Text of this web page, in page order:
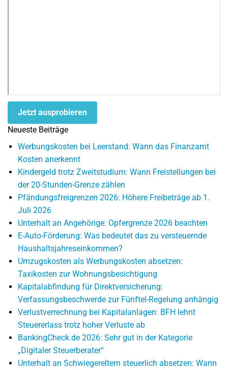
Jetzt ausprobieren
Neueste Beiträge
Werbungskosten bei Leerstand: Wann das Finanzamt
Kosten anerkennt
Kindergeld trotz Zweitstudium: Wann Freistellungen bei
der 20-Stunden-Grenze zählen
Pfändungsfreigrenzen 2026: Höhere Freibeträge ab 1.
Juli 2026
Unterhalt an Angehörige: Opfergrenze 2026 beachten
E-Auto-Förderung: Was bedeutet das zu versteuernde
Haushaltsjahreseinkommen?
Umzugskosten als Werbungskosten absetzen:
Taxikosten zur Wohnungsbesichtigung
Kapitalabfindung für Direktversicherung:
Verfassungsbeschwerde zur Fünftel-Regelung anhängig
Verlustverrechnung bei Kapitalanlagen: BFH lehnt
Steuererlass trotz hoher Verluste ab
BankingCheck.de 2026: Sehr gut in der Kategorie
„Digitaler Steuerberater“
Unterhalt an Schwiegereltern steuerlich absetzen: Wann